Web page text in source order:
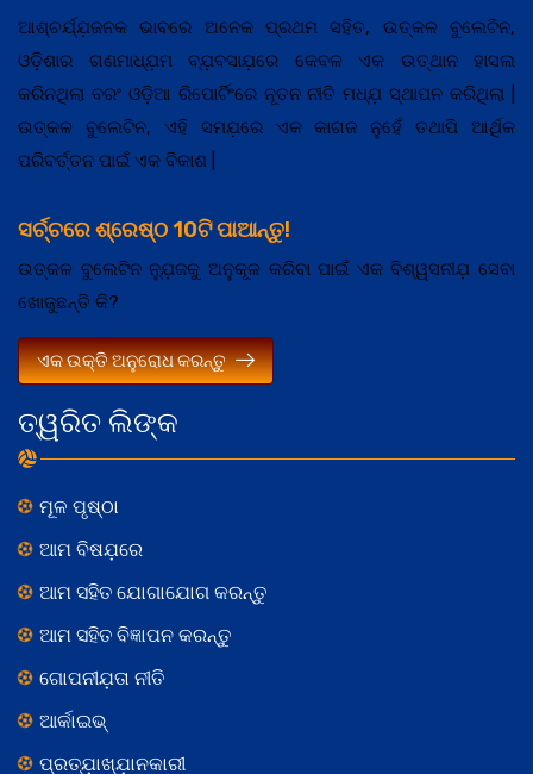
ତ୍ୱରିତ ଲିଙ୍କ
ମୂଳ ପୃଷ୍ଠା
ଆମ ବିଷଯ଼ରେ
ଆମ ସହିତ ଯୋଗାଯୋଗ କରନ୍ତୁ
ଆମ ସହିତ ବିଜ୍ଞାପନ କରନ୍ତୁ
ଗୋପନୀଯ଼ତା ନୀତି
ଆର୍କାଇଭ୍
ପ୍ରତ୍ଯ଼ାଖ୍ଯ଼ାନକାରୀ
ଆଶ୍ଚର୍ଯ୍ଯ଼ଜନକ ଭାବରେ ଅନେକ ପ୍ରଥମ ସହିତ, ଉତ୍କଳ ବୁଲେଟିନ,
ଓଡ଼ିଶାର ଗଣମାଧ୍ଯ଼ମ ବ୍ଯ଼ବସାଯ଼ରେ କେବଳ ଏକ ଉତ୍ଥାନ ହାସଲ
କରିନଥିଲା ବରଂ ଓଡ଼ିଆ ରିପୋର୍ଟିଂରେ ନୂତନ ନୀତି ମଧ୍ଯ଼ ସ୍ଥାପନ କରିଥିଲା |
ଉତ୍କଳ ବୁଲେଟିନ, ଏହି ସମଯ଼ରେ ଏକ କାଗଜ ନୁହେଁ ତଥାପି ଆର୍ଥିକ
ପରିବର୍ତ୍ତନ ପାଇଁ ଏକ ବିକାଶ |
ସର୍ଚ୍ଚରେ ଶ୍ରେଷ୍ଠ 10ଟି ପାଆନ୍ତୁ!
ଉତ୍କଳ ବୁଲେଟିନ ନ୍ଯ଼ୁଜକୁ ଅନୁକୂଳ କରିବା ପାଇଁ ଏକ ବିଶ୍ୱସନୀଯ଼ ସେବା
ଖୋଜୁଛନ୍ତି କି?
ଏକ ଉକ୍ତି ଅନୁରୋଧ କରନ୍ତୁ